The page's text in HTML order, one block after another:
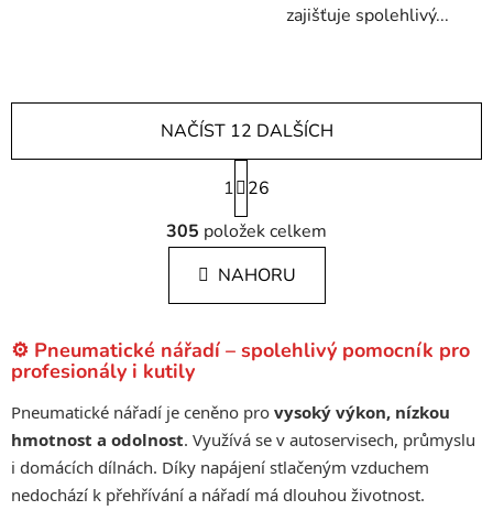
zajišťuje spolehlivý...
O
v
l
á
d
c
p
r
v
k
y
NAČÍST 12 DALŠÍCH
S
t
r
á
n
k
n
1
26
305 položek celkem
NAHORU
⚙️ Pneumatické nářadí – spolehlivý pomocník pro
profesionály i kutily
Pneumatické nářadí je ceněno pro vysoký výkon, nízkou
hmotnost a odolnost. Využívá se v autoservisech, průmyslu
i domácích dílnách. Díky napájení stlačeným vzduchem
nedochází k přehřívání a nářadí má dlouhou životnost.